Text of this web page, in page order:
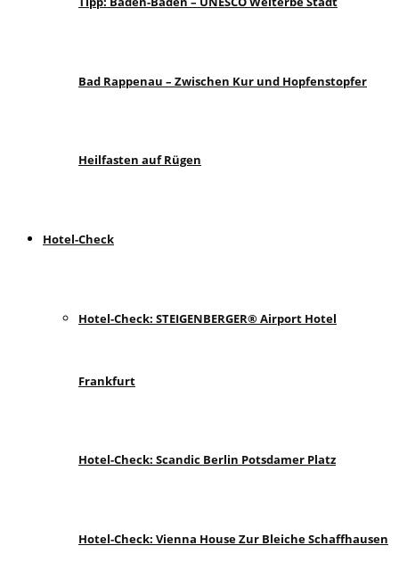
Bad Rappenau – Zwischen Kur und Hopfenstopfer
Heilfasten auf Rügen
Hotel-Check
Hotel-Check: STEIGENBERGER® Airport Hotel
Frankfurt
Hotel-Check: Scandic Berlin Potsdamer Platz
Hotel-Check: Vienna House Zur Bleiche Schaffhausen